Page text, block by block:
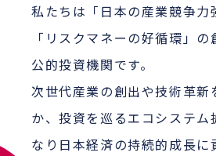
私たちは「日本の産業競争力
「リスクマネーの好循環」
公的投資機関です。
次世代産業の創出や技術革新
か、投資を巡るエコシステム
なり日本経済の持続的成長に